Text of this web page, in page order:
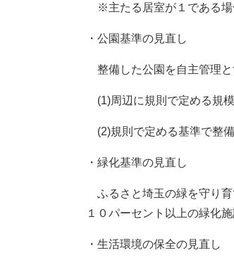
※主たる居室が１である場
・公園基準の見直し
整備した公園を自主管理
(1)周辺に規則で定める規
(2)規則で定める基準で整
・緑化基準の見直し
ふるさと埼玉の緑を守り育
１０パーセント以上の緑化
・生活環境の保全の見直し